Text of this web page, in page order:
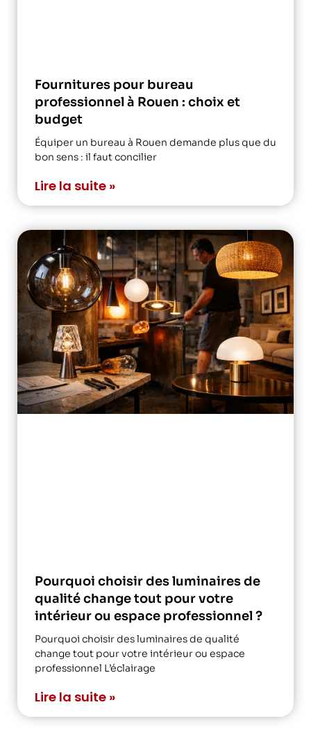
Fournitures pour bureau
professionnel à Rouen : choix et
budget
Équiper un bureau à Rouen demande plus que du
bon sens : il faut concilier
Lire la suite »
Pourquoi choisir des luminaires de
qualité change tout pour votre
intérieur ou espace professionnel ?
Pourquoi choisir des luminaires de qualité
change tout pour votre intérieur ou espace
professionnel L’éclairage
Lire la suite »